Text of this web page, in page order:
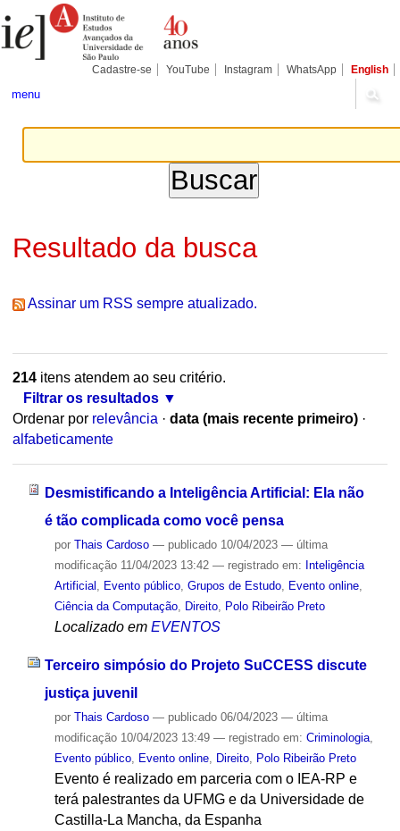
para
conteúdo.
Pessoais
Cadastre-se YouTube Instagram WhatsApp English
menu
Resultado da busca
Assinar um RSS sempre atualizado.
214itens atendem ao seu critério.
Filtrar os resultados
Ordenar por relevância · data (mais recente primeiro) ·
alfabeticamente
Desmistificando a Inteligência Artificial: Ela não
é tão complicada como você pensa
por Thais Cardoso — publicado10/04/2023 — última
modificação11/04/2023 13:42 — registrado em: Inteligência
Artificial
Evento público, Grupos de Estudo, Evento online,
Ciência da Computação, Direito, Polo Ribeirão Preto
Localizado em EVENTOS
Terceiro simpósio do Projeto SuCCESS discute
justiça juvenil
por Thais Cardoso — publicado06/04/2023 — última
modificação10/04/2023 13:49 — registrado em: Criminologia,
Evento público, Evento online, Direito, Polo Ribeirão Preto
Evento é realizado em parceria com o IEA-RP e
terá palestrantes da UFMG e da Universidade de
Castilla-La Mancha, da Espanha